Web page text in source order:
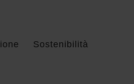
Sostenibilità